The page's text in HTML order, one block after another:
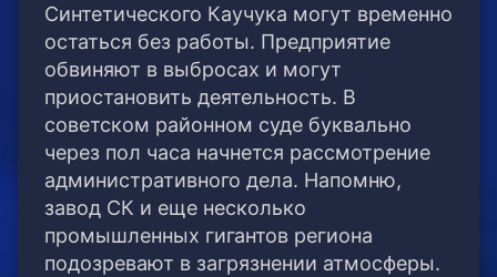
Синтетического Каучука могут временно
остаться без работы. Предприятие
обвиняют в выбросах и могут
приостановить деятельность. В
советском районном суде буквально
через пол часа начнется рассмотрение
административного дела. Напомню,
завод СК и еще несколько
промышленных гигантов региона
подозревают в загрязнении атмосферы.